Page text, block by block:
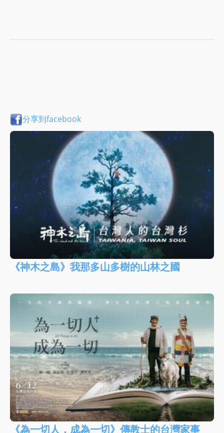
分享到facebook
《神木之島》我那多山多樹的山林之國
《為一切人，成為一切》傳教士的台灣家事